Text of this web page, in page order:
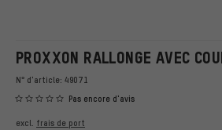
PROXXON RALLONGE AVEC
N° d'article: 49071
Pas encore d'avis
excl. frais de port